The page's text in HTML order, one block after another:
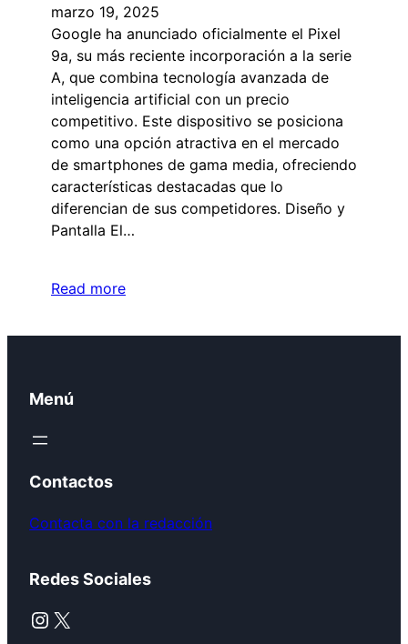
marzo 19, 2025
​Google ha anunciado oficialmente el Pixel
9a, su más reciente incorporación a la serie
A, que combina tecnología avanzada de
inteligencia artificial con un precio
competitivo. Este dispositivo se posiciona
como una opción atractiva en el mercado
de smartphones de gama media, ofreciendo
características destacadas que lo
diferencian de sus competidores.​ Diseño y
Pantalla El…
Read more
Menú
Contactos
Contacta con la redacción
Redes Sociales
Instagram X